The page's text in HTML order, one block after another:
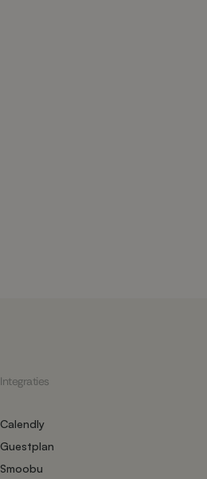
Integraties
Calendly
Guestplan
Smoobu